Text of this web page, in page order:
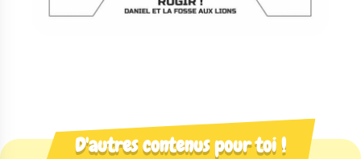
D'autres contenus pour toi !